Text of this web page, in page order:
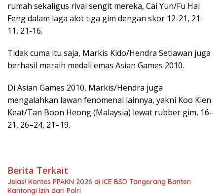
rumah sekaligus rival sengit mereka, Cai Yun/Fu Hai
Feng dalam laga alot tiga gim dengan skor 12-21, 21-
11, 21-16.
Tidak cuma itu saja, Markis Kido/Hendra Setiawan juga
berhasil meraih medali emas Asian Games 2010.
Di Asian Games 2010, Markis/Hendra juga
mengalahkan lawan fenomenal lainnya, yakni Koo Kien
Keat/Tan Boon Heong (Malaysia) lewat rubber gim, 16–
21, 26–24, 21–19.
Berita Terkait
Jelas! Kontes PPAKN 2026 di ICE BSD Tangerang Banten
Kantongi Izin dari Polri